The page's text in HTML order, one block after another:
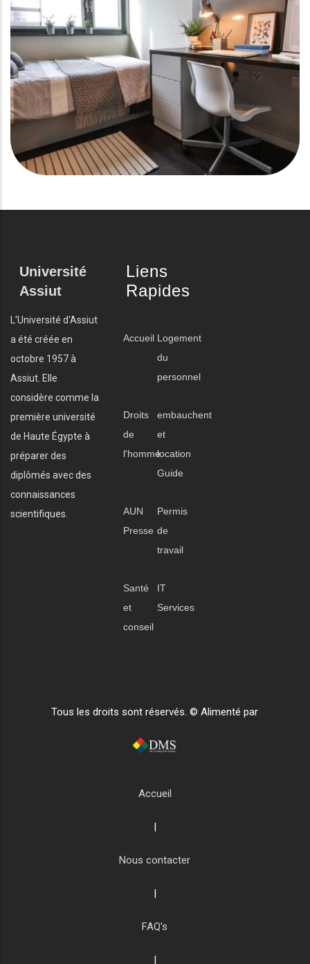
Université
Assiut
L'Université d'Assiut
a été créée en
octobre 1957 à
Assiut. Elle
considère comme la
première université
de Haute Égypte à
préparer des
diplômés avec des
connaissances
scientifiques.
Liens
Rapides
Accueil Logement
du
personnel
Droits
de
l'homme
embauchent
et
location
Guide
AUN
Presse
Permis
de
travail
Santé
et
conseil
IT
Services
Tous les droits sont réservés. © Alimenté par
Accueil
Nous contacter
FAQ's